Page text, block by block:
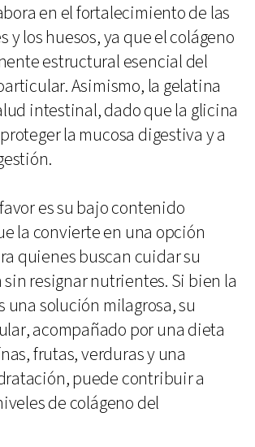
en el fortalecimiento de las
y los huesos, ya que el colágeno
estructural esencial del
Asimismo, la gelatina
intestinal, dado que la glicina
la mucosa digestiva y a
es su bajo contenido
la convierte en una opción
quienes buscan cuidar su
resignar nutrientes. Si bien la
una solución milagrosa, su
acompañado por una dieta
frutas, verduras y una
puede contribuir a
de colágeno del